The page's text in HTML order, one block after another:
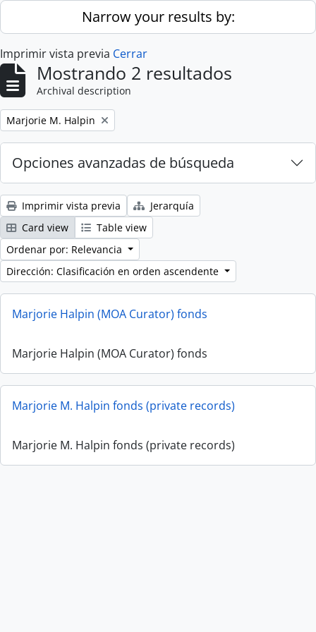
Skip to main contentNarrow your results by:
Imprimir vista previa Cerrar
Mostrando 2 resultados
Archival description
Remove filter:
Marjorie M. Halpin
Opciones avanzadas de búsqueda
Imprimir vista previa
Jerarquía
Card view
Table view
Ordenar por: Relevancia
Dirección: Clasificación en orden ascendente
Marjorie Halpin (MOA Curator) fonds
Marjorie Halpin (MOA Curator) fonds
Marjorie M. Halpin fonds (private records)
Marjorie M. Halpin fonds (private records)